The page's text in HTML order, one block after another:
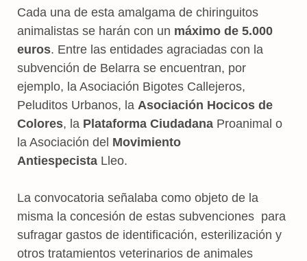
Cada una de esta amalgama de chiringuitos
animalistas se harán con un máximo de 5.000
euros. Entre las entidades agraciadas con la
subvención de Belarra se encuentran, por
ejemplo, la Asociación Bigotes Callejeros,
Peluditos Urbanos, la Asociación Hocicos de
Colores, la Plataforma Ciudadana Proanimal o
la Asociación del Movimiento
Antiespecista Lleo.
La convocatoria señalaba como objeto de la
misma la concesión de estas subvenciones para
sufragar gastos de identificación, esterilización y
otros tratamientos veterinarios de animales